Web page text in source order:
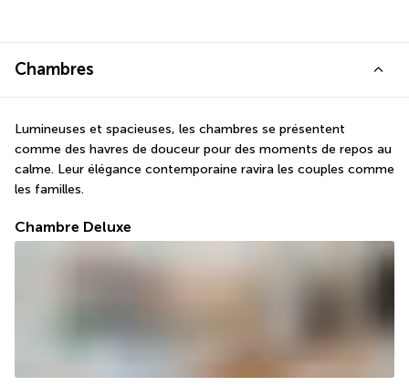
Chambres
Lumineuses et spacieuses, les chambres se présentent
comme des havres de douceur pour des moments de repos au
calme. Leur élégance contemporaine ravira les couples comme
les familles.
Chambre Deluxe